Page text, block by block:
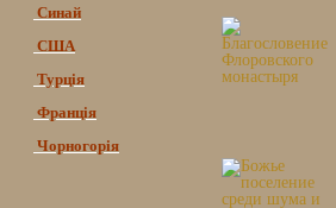
Синай
США
Турція
Франція
Чорногорія